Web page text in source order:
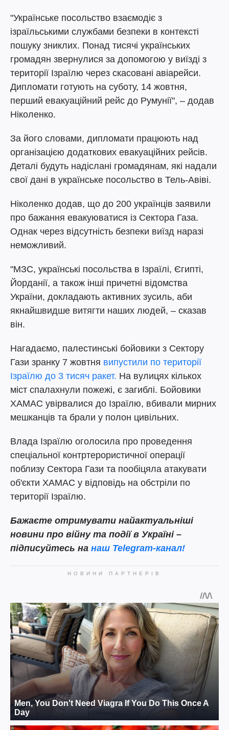
"Українське посольство взаємодіє з
ізраїльськими службами безпеки в контексті
пошуку зниклих. Понад тисячі українських
громадян звернулися за допомогою у виїзді з
території Ізраїлю через скасовані авіарейси.
Дипломати готують на суботу, 14 жовтня,
перший евакуаційний рейс до Румунії", – додав
Ніколенко.
За його словами, дипломати працюють над
організацією додаткових евакуаційних рейсів.
Деталі будуть надіслані громадянам, які надали
свої дані в українське посольство в Тель-Авіві.
Ніколенко додав, що до 200 українців заявили
про бажання евакуюватися із Сектора Газа.
Однак через відсутність безпеки виїзд наразі
неможливий.
"МЗС, українські посольства в Ізраїлі, Єгипті,
Йорданії, а також інші причетні відомства
України, докладають активних зусиль, аби
якнайшвидше витягти наших людей, – сказав
він.
Нагадаємо, палестинські бойовики з Сектору
Гази зранку 7 жовтня випустили по території
Ізраїлю до 3 тисяч ракет. На вулицях кількох
міст спалахнули пожежі, є загиблі. Бойовики
ХАМАС увірвалися до Ізраїлю, вбивали мирних
мешканців та брали у полон цивільних.
Влада Ізраїлю оголосила про проведення
спеціальної контртерористичної операції
поблизу Сектора Гази та пообіцяла атакувати
об'єкти ХАМАС у відповідь на обстріли по
території Ізраїлю.
Бажаєте отримувати найактуальніші
новини про війну та події в Україні –
підписуйтесь на наш Telegram-канал!